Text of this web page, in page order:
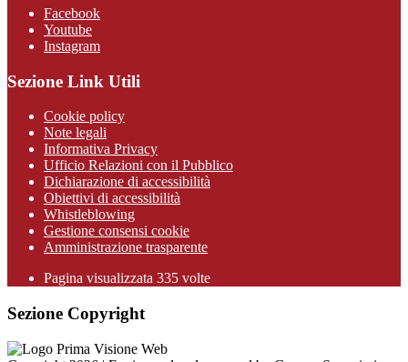
Facebook
Youtube
Instagram
Sezione Link Utili
Cookie policy
Note legali
Informativa Privacy
Ufficio Relazioni con il Pubblico
Dichiarazione di accessibilità
Obiettivi di accessibilità
Whistleblowing
Gestione consensi cookie
Amministrazione trasparente
Pagina visualizzata 335 volte
Sezione Copyright